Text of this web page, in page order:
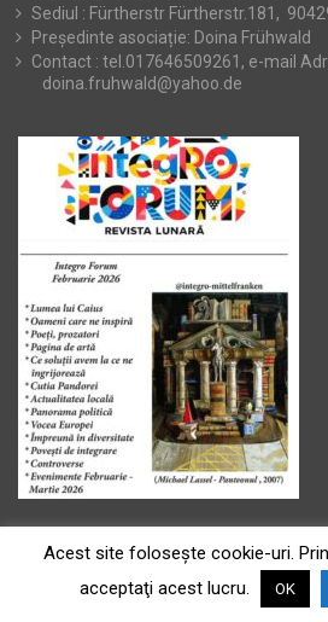
Sediul : Fürtherstr Fürtherstr.181,
Președinte asociație: Doina Frühwald
Contact : tel.017646509261, e-mail
doina.fruhwald@yahoo.de
Acest site foloseşte cookie-uri.
acceptaţi acest lucru.
OK